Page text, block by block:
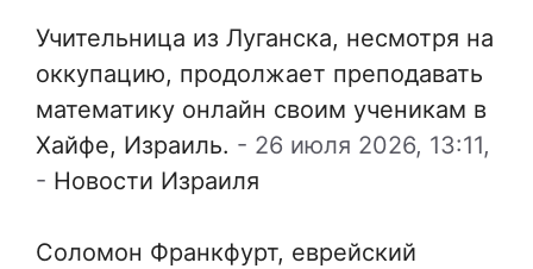
Учительница из Луганска, несмотря на
оккупацию, продолжает преподавать
математику онлайн своим ученикам в
Хайфе, Израиль. - 26 июля 2026, 13:11,
- Новости Израиля
Соломон Франкфурт, еврейский